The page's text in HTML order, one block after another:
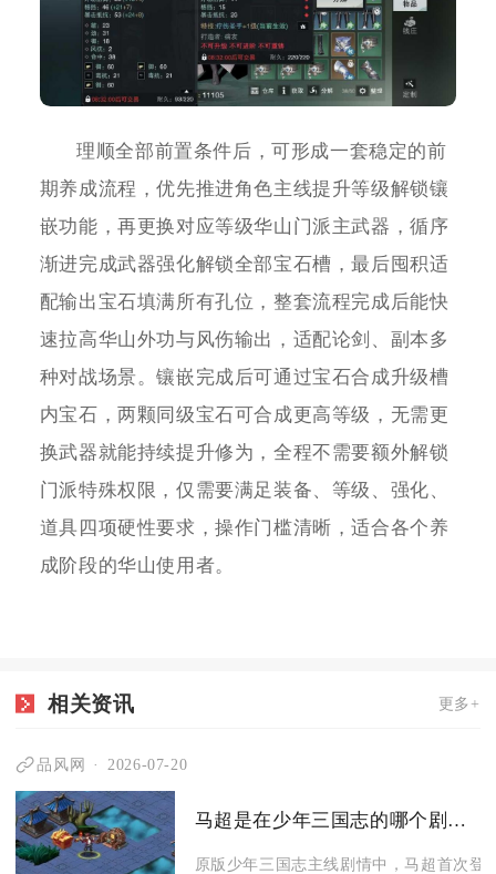
理顺全部前置条件后，可形成一套稳定的前
期养成流程，优先推进角色主线提升等级解锁镶
嵌功能，再更换对应等级华山门派主武器，循序
渐进完成武器强化解锁全部宝石槽，最后囤积适
配输出宝石填满所有孔位，整套流程完成后能快
速拉高华山外功与风伤输出，适配论剑、副本多
种对战场景。镶嵌完成后可通过宝石合成升级槽
内宝石，两颗同级宝石可合成更高等级，无需更
换武器就能持续提升修为，全程不需要额外解锁
门派特殊权限，仅需要满足装备、等级、强化、
道具四项硬性要求，操作门槛清晰，适合各个养
成阶段的华山使用者。
相关资讯 更多+
品风网 2026-07-20
马超是在少年三国志的哪个剧情阶段出现的
原版少年三国志主线剧情中，马超首次登